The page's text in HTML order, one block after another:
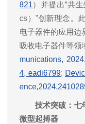
821）并提出“共
cs）”创新理念。
电子器件的应用边
吸收电子器件等领
munications,
4, eadi6799;
技术突破：七
微型起搏器